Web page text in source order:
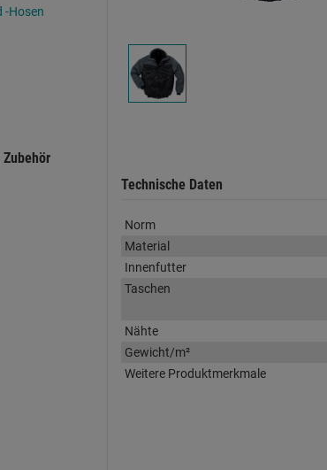
-Hosen
Technische Daten
Norm
Material
Innenfutter
Taschen
Nähte
Gewicht/m²
Weitere Produktmerkmale